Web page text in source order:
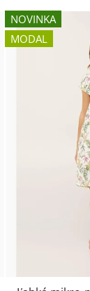
e
n
i
NOVINKA
MODAL